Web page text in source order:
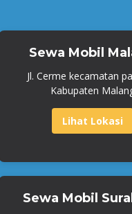
Sewa Mobil
Jl. Cerme kecamatan
Kabupaten
Lihat Lokasi
Sewa Mobil